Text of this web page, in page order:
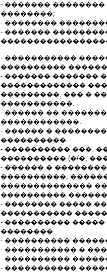
- �������
��������;
- ��������
- �������
- �����������
����������
- ������� �������
�������������
���������, ��� �
�����������.
- ������ ��
������������.
- ������ �
����������.
- ���������� ���,
���������� (�/�,
- ������ �
����������,
��������������
����������
- �������� �����
�����������
- ����������
��������.
- ����������
- ����������� �
- ����������
- �����������